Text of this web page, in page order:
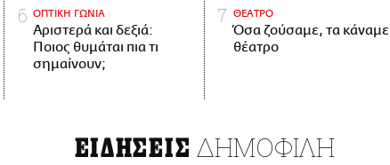
ΟΠΤΙΚΗ ΓΩΝΙΑ
Αριστερά και δεξιά:
Ποιος θυμάται πια τι
σημαίνουν;
ΘΕΑΤΡΟ
Όσα ζούσαμε, τα κάναμε
θέατρο
ΕΙΔΗΣΕΙΣ ΔΗΜΟΦΙΛΗ